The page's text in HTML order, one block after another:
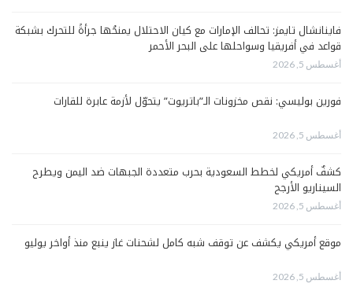
فاينانشال تايمز: تحالف الإمارات مع كيان الاحتلال يمنحُها جرأةً للتحرك بشبكة
قواعد في أفريقيا وسواحلها على البحر الأحمر
أغسطس 5, 2026
فورين بوليسي: نقص مخزونات الـ”باتريوت” يتحوّل لأزمة عابرة للقارات
أغسطس 5, 2026
كشفٌ أمريكي لخطط السعودية بحرب متعددة الجبهات ضد اليمن ويطرح
السيناريو الأرجح
أغسطس 5, 2026
موقع أمريكي يكشف عن توقف شبه كامل لشحنات غاز ينبع منذ أواخر يوليو
أغسطس 5, 2026